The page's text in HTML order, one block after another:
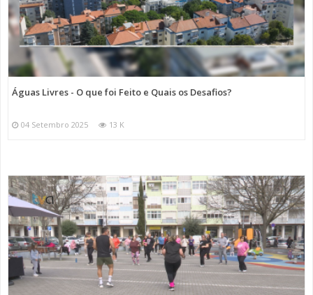
Águas Livres - O que foi Feito e Quais os Desafios?
04 Setembro 2025 13 K